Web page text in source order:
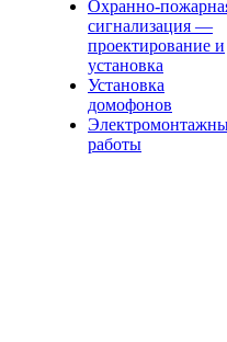
Охранно-
сигнализация —
проектирование и
установка
Установка
домофонов
работы